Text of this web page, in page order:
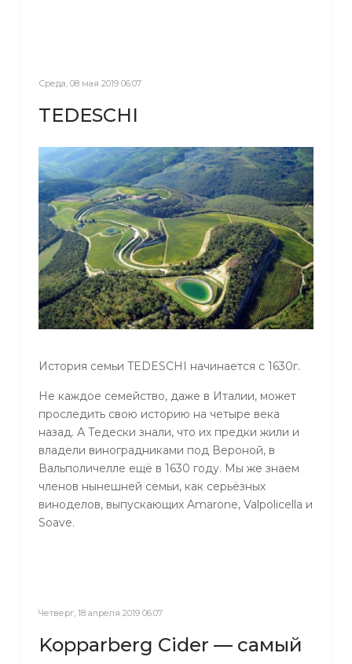
Среда, 08 мая 2019 06:07
TEDESCHI
История семьи TEDESCHI начинается с 1630г.
Не каждое семейство, даже в Италии, может
проследить свою историю на четыре века
назад. А Тедески знали, что их предки жили и
владели виноградниками под Вероной, в
Вальполичелле ещё в 1630 году. Мы же знаем
членов нынешней семьи, как серьёзных
виноделов, выпускающих Amarone, Valpolicella и
Soave.
Четверг, 18 апреля 2019 06:07
Kopparberg Cider — самый